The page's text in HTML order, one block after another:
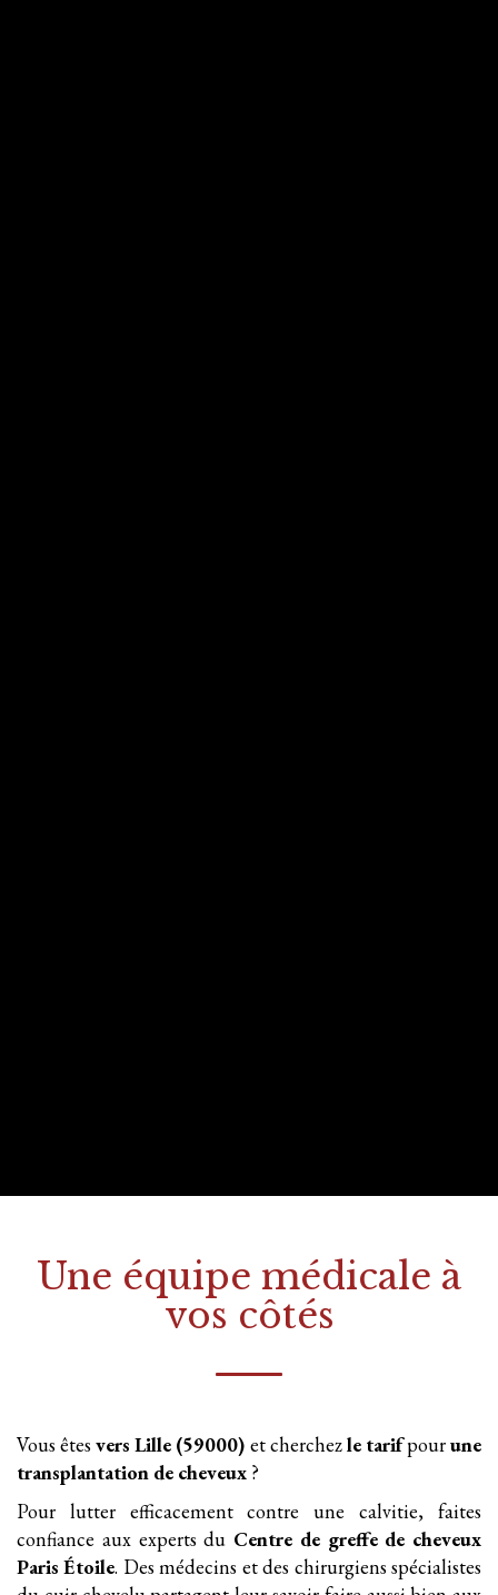
Une équipe médicale à
vos côtés
Vous êtes vers Lille (59000) et cherchezle tarifpourune
transplantation de cheveux ?
Pour lutter efficacement contre une calvitie, faites
confiance aux experts du Centre de greffe de cheveux
Paris Étoile. Des médecins et des chirurgiens spécialistes